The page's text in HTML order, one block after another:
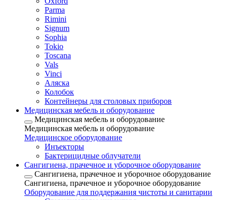
Parma
Rimini
Signum
Sophia
Tokio
Toscana
Vals
Vinci
Аляска
Колобок
Контейнеры для столовых приборов
Медицинская мебель и оборудование
Медицинская мебель и оборудование
Медицинская мебель и оборудование
Медицинское оборудование
Инъекторы
Бактерицидные облучатели
Сангигиена, прачечное и уборочное оборудование
Сангигиена, прачечное и уборочное оборудование
Сангигиена, прачечное и уборочное оборудование
Оборудование для поддержания чистоты и санитарии